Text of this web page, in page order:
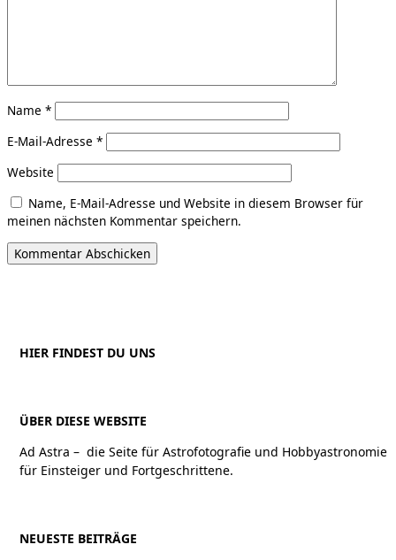
Name *
E-Mail-Adresse *
Website
Name, E-Mail-Adresse und Website in diesem Browser für
meinen nächsten Kommentar speichern.
HIER FINDEST DU UNS
ÜBER DIESE WEBSITE
Ad Astra – die Seite für Astrofotografie und Hobbyastronomie
für Einsteiger und Fortgeschrittene.
NEUESTE BEITRÄGE